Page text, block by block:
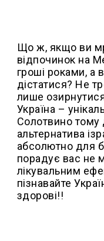
Що ж, якщо ви
відпочинок на
гроші роками, а
дістатися? Не
лише
Україна –
Солотвино тому
альтернатива
абсолютно для
порадує вас
лікувальним
пізнавайте
здорові!!